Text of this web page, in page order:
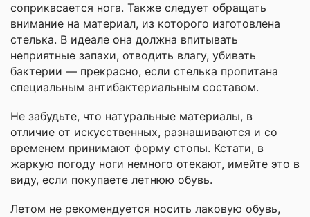
соприкасается нога. Также следует обращать
внимание на материал, из которого изготовлена
стелька. В идеале она должна впитывать
неприятные запахи, отводить влагу, убивать
бактерии — прекрасно, если стелька пропитана
специальным антибактериальным составом.
Не забудьте, что натуральные материалы, в
отличие от искусственных, разнашиваются и со
временем принимают форму стопы. Кстати, в
жаркую погоду ноги немного отекают, имейте это в
виду, если покупаете летнюю обувь.
Летом не рекомендуется носить лаковую обувь,